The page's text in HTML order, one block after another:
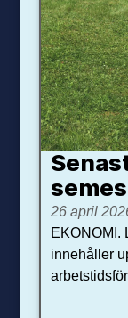
26 april
EKONOMI.
innehåller